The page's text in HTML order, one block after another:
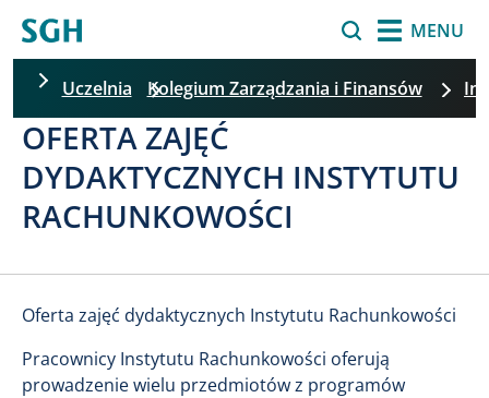
MENU
Uczelnia Kolegium Zarządzania i Finansów
OFERTA ZAJĘĆ
DYDAKTYCZNYCH INSTYTUTU
RACHUNKOWOŚCI
Oferta zajęć dydaktycznych Instytutu Rachunkowości
Pracownicy Instytutu Rachunkowości oferują
prowadzenie wielu przedmiotów z programów